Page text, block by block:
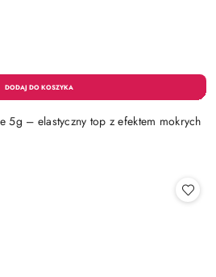
5g – elastyczny top z efektem mokrych